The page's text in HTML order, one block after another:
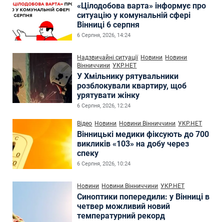
«Цілодобова варта» інформує про
ситуацію у комунальній сфері
Вінниці 6 серпня
6 Серпня, 2026, 14:24
Надзвичайні ситуації Новини Новини
Вінниччини УКР.НЕТ
У Хмільнику рятувальники
розблокували квартиру, щоб
урятувати жінку
6 Серпня, 2026, 12:24
Відео Новини Новини Вінниччини УКР.НЕТ
Вінницькі медики фіксують до 700
викликів «103» на добу через
спеку
6 Серпня, 2026, 10:24
Новини Новини Вінниччини УКР.НЕТ
Синоптики попередили: у Вінниці в
четвер можливий новий
температурний рекорд